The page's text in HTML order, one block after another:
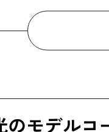
辺でランチ
のモデルコ